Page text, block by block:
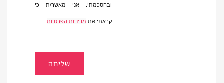
ובהסכמתי. אני מאשר/ת כי
קראתי את מדיניות הפרטיות